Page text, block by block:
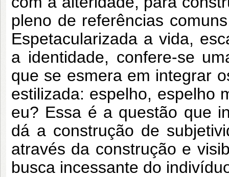
pleno de referências
Espetacularizada a vida,
a identidade, confere-se
que se esmera em integrar
estilizada: espelho, espelho
eu? Essa é a questão que
dá a construção de
através da construção e
busca incessante do